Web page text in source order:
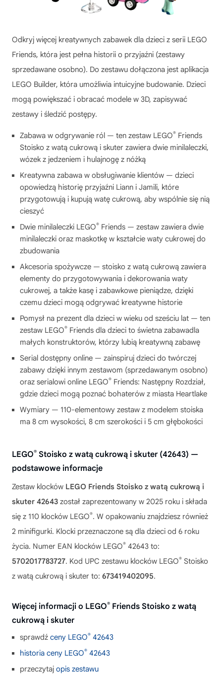
Odkryj więcej kreatywnych zabawek dla dzieci z serii LEGO
Friends, która jest pełna historii o przyjaźni (zestawy
sprzedawane osobno). Do zestawu dołączona jest aplikacja
LEGO Builder, która umożliwia intuicyjne budowanie. Dzieci
mogą powiększać i obracać modele w 3D, zapisywać
zestawy i śledzić postępy.
Zabawa w odgrywanie ról — ten zestaw LEGO® Friends
Stoisko z watą cukrową i skuter zawiera dwie minilaleczki,
wózek z jedzeniem i hulajnogę z nóżką
Kreatywna zabawa w obsługiwanie klientów — dzieci
opowiedzą historię przyjaźni Liann i Jamili, które
przygotowują i kupują watę cukrową, aby wspólnie się nią
cieszyć
Dwie minilaleczki LEGO® Friends — zestaw zawiera dwie
minilaleczki oraz maskotkę w kształcie waty cukrowej do
zbudowania
Akcesoria spożywcze — stoisko z watą cukrową zawiera
elementy do przygotowywania i dekorowania waty
cukrowej, a także kasę i zabawkowe pieniądze, dzięki
czemu dzieci mogą odgrywać kreatywne historie
Pomysł na prezent dla dzieci w wieku od sześciu lat — ten
zestaw LEGO® Friends dla dzieci to świetna zabawadla
małych konstruktorów, którzy lubią kreatywną zabawę
Serial dostępny online — zainspiruj dzieci do twórczej
zabawy dzięki innym zestawom (sprzedawanym osobno)
oraz serialowi online LEGO® Friends: Następny Rozdział,
gdzie dzieci mogą poznać bohaterów z miasta Heartlake
Wymiary — 110-elementowy zestaw z modelem stoiska
ma 8 cm wysokości, 8 cm szerokości i 5 cm głębokości
LEGO® Stoisko z watą cukrową i skuter (42643) —
podstawowe informacje
Zestaw klocków LEGO Friends Stoisko z watą cukrową i
skuter 42643 został zaprezentowany w 2025 roku i składa
się z 110 klocków LEGO®. W opakowaniu znajdziesz również
2 minifigurki. Klocki przeznaczone są dla dzieci od 6 roku
życia. Numer EAN klocków LEGO® 42643 to:
5702017783727. Kod UPC zestawu klocków LEGO® Stoisko
z watą cukrową i skuter to: 673419402095.
Więcej informacji o LEGO® Friends Stoisko z watą
cukrową i skuter
sprawdź ceny LEGO® 42643
historia ceny LEGO® 42643
przeczytaj opis zestawu